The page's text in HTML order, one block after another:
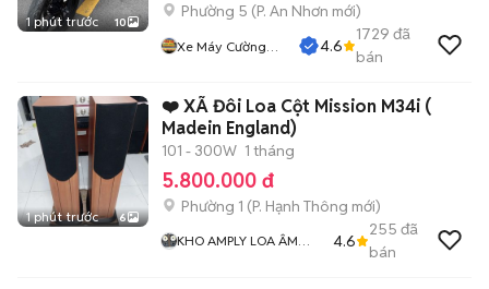
1 phút trước 10
Phường 5 (P. An Nhơn mới)
Xe Máy Cường
4.6
1729 đã
bán
1 phút trước 6
❤️ XÃ Đôi Loa Cột Mission M34i (
Madein England)
101 - 300W 1 tháng
5.800.000 đ
Phường 1 (P. Hạnh Thông mới)
KHO AMPLY LOA ÂM
4.6
255 đã
bán